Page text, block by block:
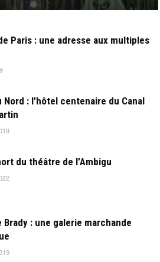
Paris : une adresse aux multiples
Nord : l’hôtel centenaire du Canal
du théâtre de l’Ambigu
Brady : une galerie marchande